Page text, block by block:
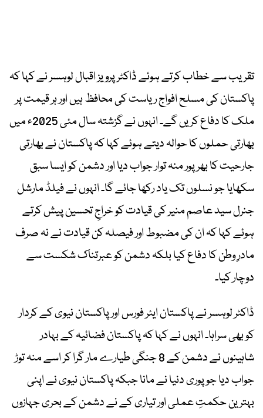
تقریب سے خطاب کرتے ہوئے ڈاکٹر پرویز اقبال لوہسر نے کہا کہ
پاکستان کی مسلح افواج ریاست کی محافظ ہیں اور ہر قیمت پر
ملک کا دفاع کریں گے۔ انہوں نے گزشتہ سال مئی 2025ء میں
بھارتی حملوں کا حوالہ دیتے ہوئے کہا کہ پاکستان نے بھارتی
جارحیت کا بھرپور منہ توار جواب دیا اور دشمن کو ایسا سبق
سکھایا جو نسلوں تک یاد رکھا جائے گا۔ انہوں نے فیلڈ مارشل
جنرل سید عاصم منیر کی قیادت کو خراجِ تحسین پیش کرتے
ہوئے کہا کہ ان کی مضبوط اور فیصلہ کن قیادت نے نہ صرف
مادرِ وطن کا دفاع کیا بلکہ دشمن کو عبرتناک شکست سے
دوچار کیا۔
ڈاکٹر لوہسر نے پاکستان ایئر فورس اور پاکستان نیوی کے کردار
کو بھی سراہا۔ انہوں نے کہا کہ پاکستان فضائیہ کے بہادر
شاہینوں نے دشمن کے 8 جنگی طیارے مار گرا کر اسے منہ توڑ
جواب دیا جو پوری دنیا نے مانا جبکہ پاکستان نیوی نے اپنی
بہترین حکمتِ عملی اور تیاری کے نے دشمن کے بحری جہازوں